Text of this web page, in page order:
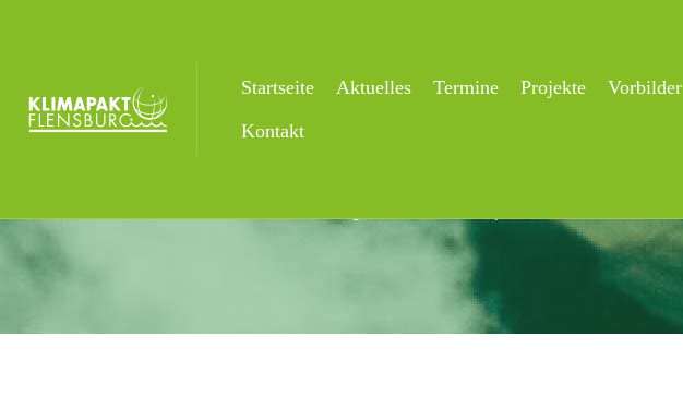
Startseite Aktuelles Termine Projekte Vorbilder
Kontakt
Hafenspitze